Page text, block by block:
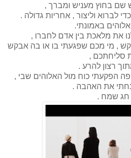
שם בחוץ מעניש ומברך ,
לברוא וליצור , אחריות גדולה .
אלוהים באמונתי.
את מלאכת בין אדם לחברו ,
, מי מכם שפגעתי בו או בה אבקש
סליחתכם ,
רצון להרע .
הפקעתי כוח מול האלוהים שבי ,
את האהבה .
חג שמח .